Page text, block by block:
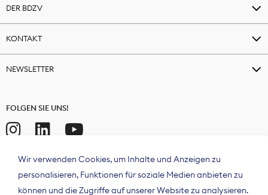
DER BDZV
KONTAKT
NEWSLETTER
FOLGEN SIE UNS!
Wir verwenden Cookies, um Inhalte und Anzeigen zu
personalisieren, Funktionen für soziale Medien anbieten zu
können und die Zugriffe auf unserer Website zu analysieren.